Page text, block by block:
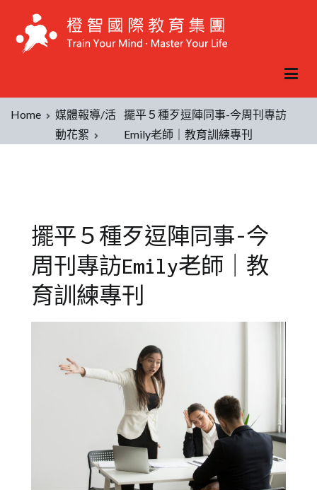
Home
媒體報導/活
動花絮
擺平５種歹逗陣同事-今周刊專訪
Emily老師｜教育訓練專刊
擺平５種歹逗陣同事-今
周刊專訪Emily老師｜教
育訓練專刊